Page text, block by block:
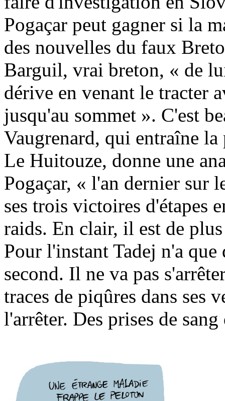
Pogaçar peut gagner si la
des nouvelles du faux
Barguil, vrai breton, « de
dérive en venant le tracter
jusqu'au sommet ». C'est
Vaugrenard, qui entraîne
Le Huitouze, donne une
Pogaçar, « l'an dernier sur
ses trois victoires d'étapes
raids. En clair, il est de
Pour l'instant Tadej n'a
second. Il ne va pas
traces de piqûres dans ses
l'arrêter. Des prises de